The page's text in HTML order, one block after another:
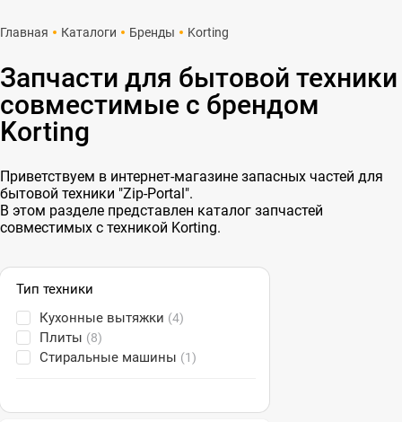
Главная Каталоги Бренды Korting
Запчасти для бытовой техники
совместимые с брендом
Korting
Приветствуем в интернет-магазине запасных частей для
бытовой техники "Zip-Portal".
В этом разделе представлен каталог запчастей
совместимых с техникой Korting.
Тип техники
Кухонные вытяжки (4)
Плиты (8)
Стиральные машины (1)